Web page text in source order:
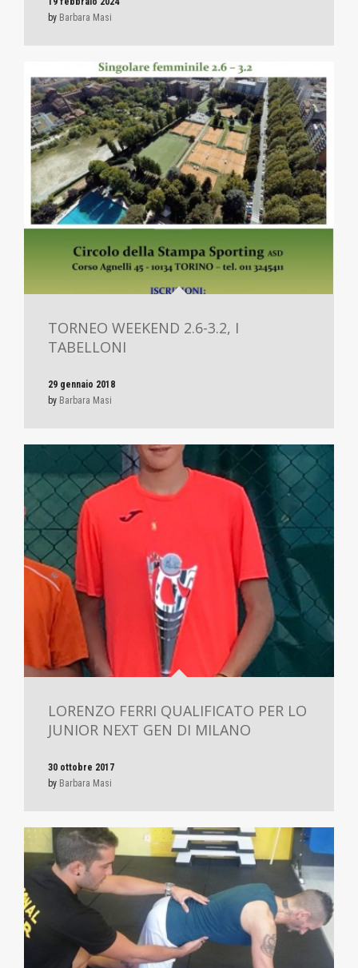
by Barbara Masi
TORNEO WEEKEND 2.6-3.2, I
TABELLONI
29 gennaio 2018
by Barbara Masi
LORENZO FERRI QUALIFICATO PER LO
JUNIOR NEXT GEN DI MILANO
30 ottobre 2017
by Barbara Masi